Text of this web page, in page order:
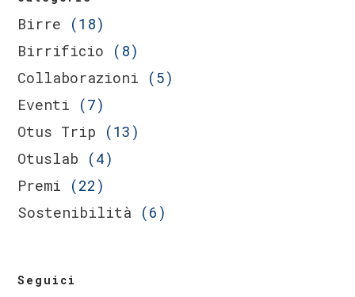
Birre (18)
Birrificio (8)
Collaborazioni (5)
Eventi (7)
Otus Trip (13)
Otuslab (4)
Premi (22)
Sostenibilità (6)
Seguici